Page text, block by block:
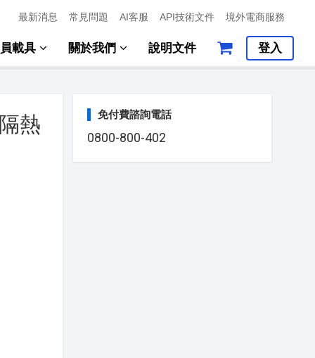
最新消息 常見問題 AI客服 API技術文件 境外電商服務
載具 關於我們 說明文件 登入
熱 免付費諮詢電話
0800-800-402